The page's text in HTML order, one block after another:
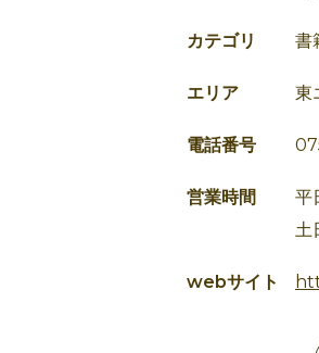
カテゴリ 書
エリア 東
電話番号
営業時間
webサイト